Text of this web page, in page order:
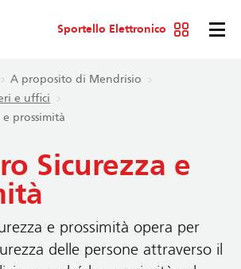
Sportello Elettronico
A proposito di Mendrisio
e uffici
e prossimità
Sicurezza e
e prossimità opera per
delle persone attraverso il